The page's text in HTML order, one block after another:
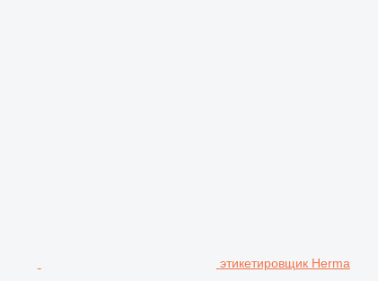
этикетировщик Herma